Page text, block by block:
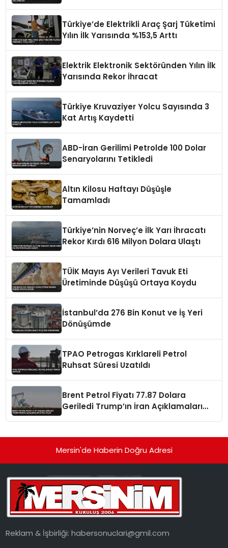
Türkiye’de Elektrikli Araç Şarj Tüketimi
Yılın İlk Yarısında %153,5 Arttı
Elektrik Elektronik Sektöründen Yılın İlk
Yarısında Rekor İhracat
Türkiye Kruvaziyer Yolcu Sayısında 3
Kat Artış Kaydetti
ABD-İran Gerilimi Petrolde 100 Dolar
Senaryolarını Tetikledi
Altın Kilosu Haftayı Düşüşle
Tamamladı
Türkiye’nin Norveç’e İlk Yarı İhracatı
Rekor Kırdı 616 Milyon Dolara Ulaştı
TÜİK Mayıs Ayı Verileri Tavuk Eti
Üretiminde Düşüşü Ortaya Koydu
İstanbul’da 276 Bin Konut ve İş Yeri
Dönüşümde
TPAO Petrogas Kırklareli Petrol
Ruhsat Süresi Uzatıldı
Brent Petrol Fiyatı 77.87 Dolara
Geriledi Trump’ın İran Açıklamaları
Mersin'de Haberin Doğru Adresi
Reklam & İşbirliği:habersonuclari@gmil.com